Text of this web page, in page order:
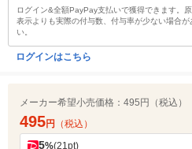
ログイン&全額PayPay支払いで獲得できます。
表示よりも実際の付与数、付与率が少ない場合
い。
ログインはこちら
メーカー希望小売価格： 495円（税込）
495円 （税込）
5%(21pt)